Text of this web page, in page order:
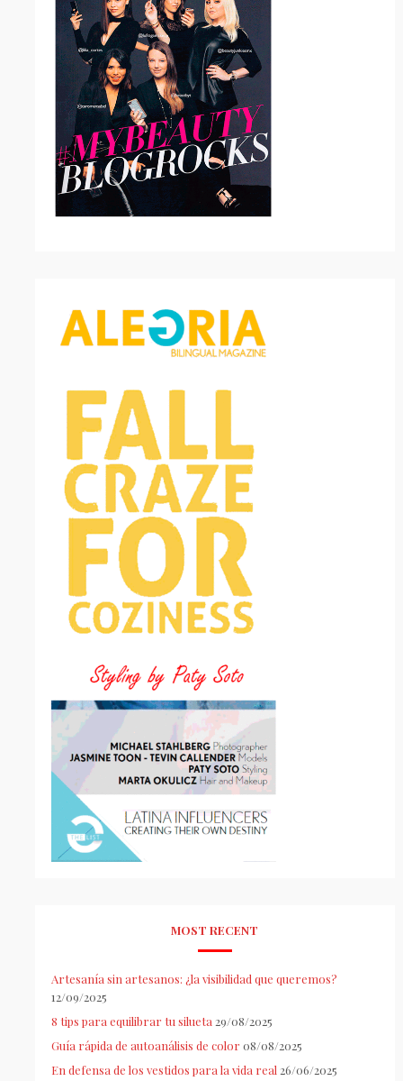
MOST RECENT
Artesanía sin artesanos: ¿la visibilidad que queremos?
12/09/2025
8 tips para equilibrar tu silueta29/08/2025
Guía rápida de autoanálisis de color 08/08/2025
En defensa de los vestidos para la vida real26/06/2025